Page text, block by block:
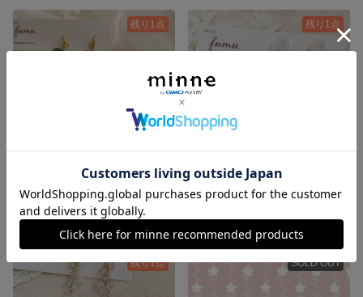
残り1点
ハートピアス グレー グリーン
1,300円
残り1点
つぶつぶイヤリング ホワイト
1,200円
残り1点 SOLD OUT